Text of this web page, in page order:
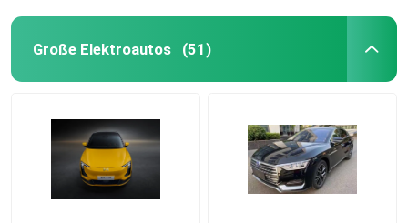
Große Elektroautos (51)